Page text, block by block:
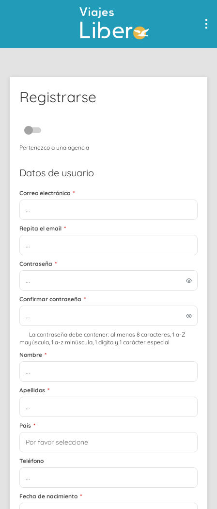
Registrarse
Pertenezco a una agencia
Datos de usuario
Correo electrónico *
Repita el email *
Contraseña *
Confirmar contraseña *
La contraseña debe contener: al menos 8 caracteres, 1 a-Z
mayúscula, 1 a-z minúscula, 1 dígito y 1 carácter especial
Nombre *
Apellidos *
País *
Teléfono
Fecha de nacimiento *